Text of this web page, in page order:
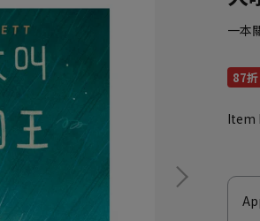
一本
87折
Item